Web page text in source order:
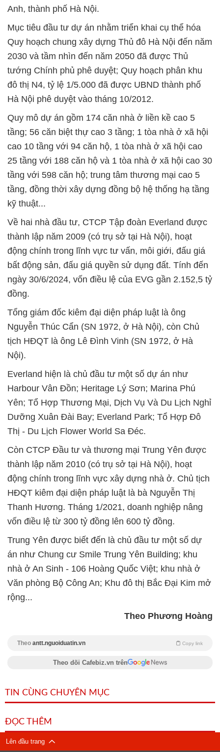
Anh, thành phố Hà Nội.
Mục tiêu đầu tư dự án nhằm triển khai cụ thể hóa
Quy hoạch chung xây dựng Thủ đô Hà Nội đến năm
2030 và tầm nhìn đến năm 2050 đã được Thủ
tướng Chính phủ phê duyệt; Quy hoạch phân khu
đô thị N4, tỷ lệ 1/5.000 đã được UBND thành phố
Hà Nội phê duyệt vào tháng 10/2012.
Quy mô dự án gồm 174 căn nhà ở liền kề cao 5
tầng; 56 căn biệt thự cao 3 tầng; 1 tòa nhà ở xã hội
cao 10 tầng với 94 căn hộ, 1 tòa nhà ở xã hội cao
25 tầng với 188 căn hộ và 1 tòa nhà ở xã hội cao 30
tầng với 598 căn hộ; trung tâm thương mại cao 5
tầng, đồng thời xây dựng đồng bộ hệ thống hạ tầng
kỹ thuật...
Về hai nhà đầu tư, CTCP Tập đoàn Everland được
thành lập năm 2009 (có trụ sở tại Hà Nội), hoạt
động chính trong lĩnh vực tư vấn, môi giới, đấu giá
bất động sản, đấu giá quyền sử dụng đất. Tính đến
ngày 30/6/2024, vốn điều lệ của EVG gần 2.152,5 tỷ
đồng.
Tổng giám đốc kiêm đại diện pháp luật là ông
Nguyễn Thúc Cẩn (SN 1972, ở Hà Nội), còn Chủ
tịch HĐQT là ông Lê Đình Vinh (SN 1972, ở Hà
Nội).
Everland hiện là chủ đầu tư một số dự án như
Harbour Vân Đồn; Heritage Lý Sơn; Marina Phú
Yên; Tổ Hợp Thương Mại, Dịch Vụ Và Du Lịch Nghỉ
Dưỡng Xuân Đài Bay; Everland Park; Tổ Hợp Đô
Thị - Du Lịch Flower World Sa Đéc.
Còn CTCP Đầu tư và thương mại Trung Yên được
thành lập năm 2010 (có trụ sở tại Hà Nội), hoạt
động chính trong lĩnh vực xây dựng nhà ở. Chủ tịch
HĐQT kiêm đại diện pháp luật là bà Nguyễn Thị
Thanh Hương. Tháng 1/2021, doanh nghiệp nâng
vốn điều lệ từ 300 tỷ đồng lên 600 tỷ đồng.
Trung Yên được biết đến là chủ đầu tư một số dự
án như Chung cư Smile Trung Yên Building; khu
nhà ở An Sinh - 106 Hoàng Quốc Việt; khu nhà ở
Văn phòng Bộ Công An; Khu đô thị Bắc Đại Kim mở
rộng...
Theo Phương Hoàng
Theo antt.nguoiduatin.vn Copy link
Theo dõi Cafebiz.vn trên
TIN CÙNG CHUYÊN MỤC
ĐỌC THÊM
Lên đầu trang